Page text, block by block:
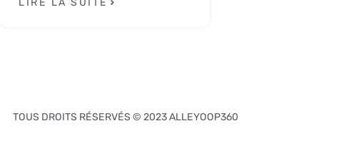
TOUS DROITS RÉSERVÉS © 2023 ALLEYOOP360